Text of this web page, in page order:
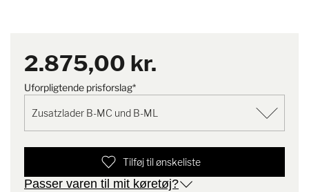
2.875,00 kr.
Uforpligtende prisforslag*
Tilføj til ønskeliste
Passer varen til mit køretøj?